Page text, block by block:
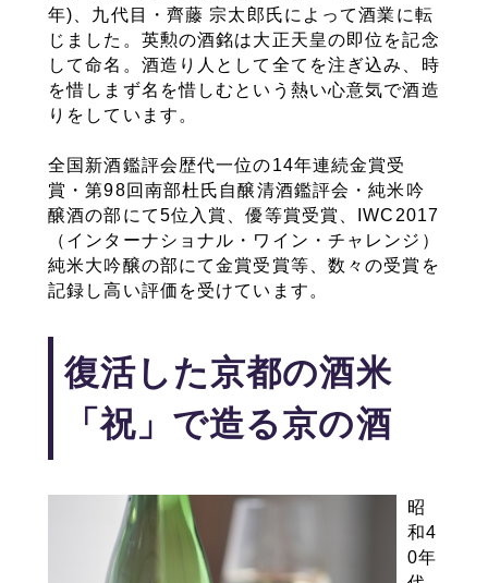
年)、九代目・齊藤 宗太郎氏によって酒業に転
じました。英勲の酒銘は大正天皇の即位を記念
して命名。酒造り人として全てを注ぎ込み、時
を惜しまず名を惜しむという熱い心意気で酒造
りをしています。
全国新酒鑑評会歴代一位の14年連続金賞受
賞・第98回南部杜氏自醸清酒鑑評会・純米吟
醸酒の部にて5位入賞、優等賞受賞、IWC2017
（インターナショナル・ワイン・チャレンジ）
純米大吟醸の部にて金賞受賞等、数々の受賞を
記録し高い評価を受けています。
復活した京都の酒米
「祝」で造る京の酒
昭
和4
0年